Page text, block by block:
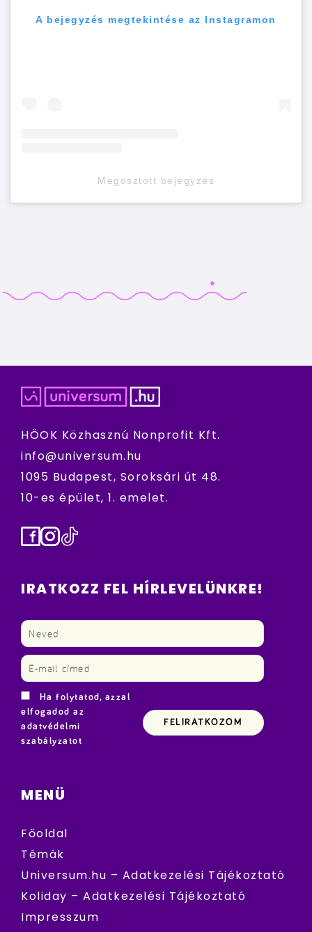
A bejegyzés megtekintése az Instagramon
Megosztott bejegyzés
HÖOK Közhasznú Nonprofit Kft.
info@universum.hu
1095 Budapest, Soroksári út 48.
10-es épület, 1. emelet.
Facebook
Instagram
TikTok
IRATKOZZ FEL HÍRLEVELÜNKRE!
Ha folytatod, azzal
elfogadod az
adatvédelmi
szabályzatot
MENÜ
Főoldal
Témák
Universum.hu – Adatkezelési Tájékoztató
Koliday – Adatkezelési Tájékoztató
Impresszum